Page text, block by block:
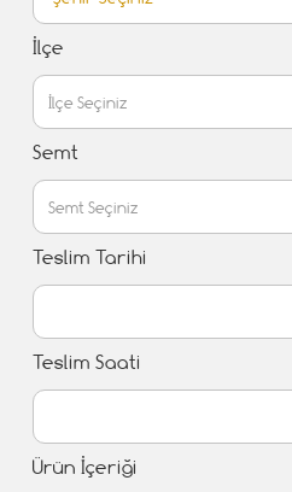
İlçe
Semt
Teslim Tarihi
Teslim Saati
Ürün İçeriği